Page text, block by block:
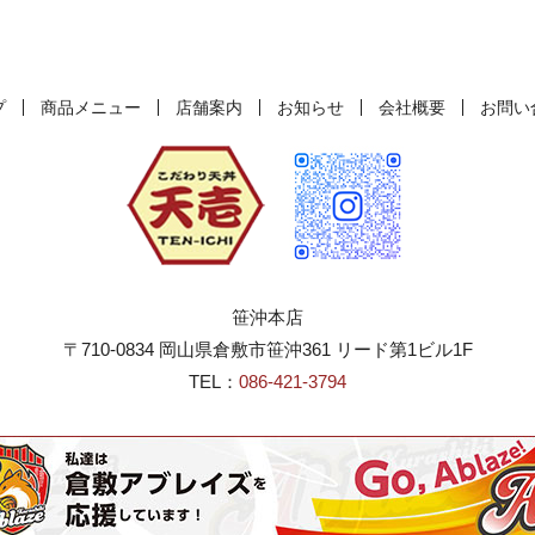
商品メニュー 店舗案内 お知らせ 会社概要 お問い
笹沖本店
〒710-0834 岡山県倉敷市笹沖361 リード第1ビル1F
TEL： 086-421-3794